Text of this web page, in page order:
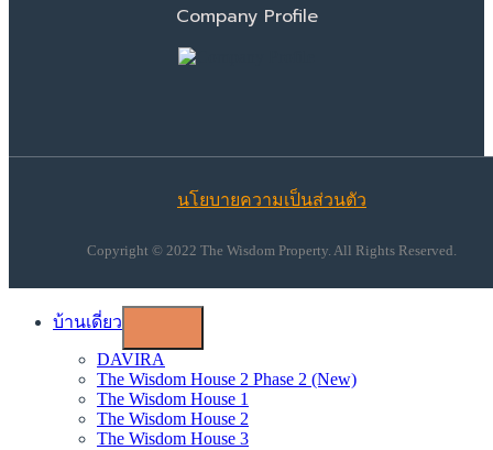
Company Profile
นโยบายความเป็นส่วนตัว
Copyright © 2022 The Wisdom Property. All Rights Reserved.
บ้านเดี่ยว
DAVIRA
The Wisdom House 2 Phase 2 (New)
The Wisdom House 1
The Wisdom House 2
The Wisdom House 3